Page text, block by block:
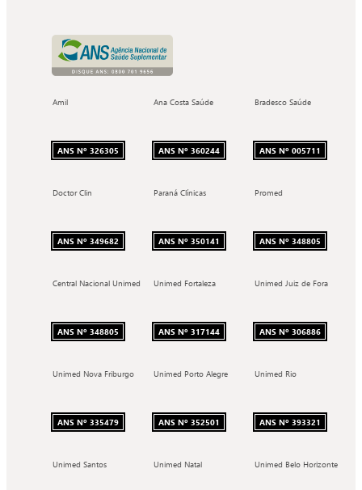
Amil
ANS Nº 326305
Ana Costa Saúde
ANS Nº 360244
Bradesco Saúde
ANS Nº 005711
Doctor Clin
ANS Nº 349682
Paraná Clínicas
ANS Nº 350141
Promed
ANS Nº 348805
Central Nacional Unimed
ANS Nº 348805
Unimed Fortaleza
ANS Nº 317144
Unimed Juiz de Fora
ANS Nº 306886
Unimed Nova Friburgo
ANS Nº 335479
Unimed Porto Alegre
ANS Nº 352501
Unimed Rio
ANS Nº 393321
Unimed Santos Unimed Natal Unimed Belo Horizonte